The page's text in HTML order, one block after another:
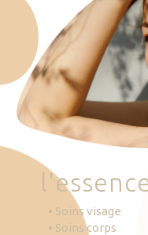
Soins
Je veux faire un bon
Plan d’accès
Prendre RDV
'essenc
• Soins visage
• Soins corps